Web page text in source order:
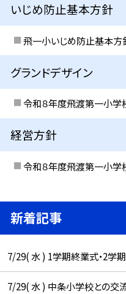
いじめ防止基本方針
飛一小いじめ防止基本方
グランドデザイン
令和８年度飛渡第一小学
経営方針
令和８年度飛渡第一小
新着記事
7/29( 水 ) 1学期終業式・2学
7/29( 水 ) 中条小学校との交